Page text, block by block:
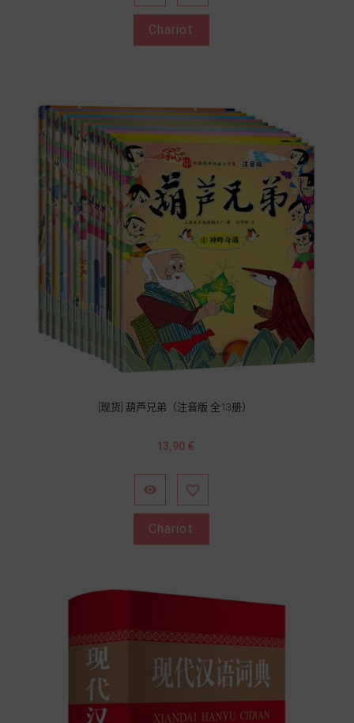
Chariot
[现货] 葫芦兄弟（注音版 全13册）
Prix
13,90 €
 
Chariot